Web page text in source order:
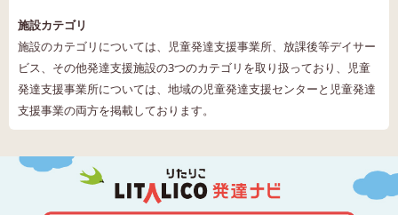
施設カテゴリ
施設のカテゴリについては、児童発達支援事業所、放課後等デイサー
ビス、その他発達支援施設の3つのカテゴリを取り扱っており、児童
発達支援事業所については、地域の児童発達支援センターと児童発達
支援事業の両方を掲載しております。